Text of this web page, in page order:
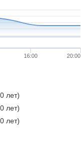
16:00 20:00
лет)
лет)
лет)